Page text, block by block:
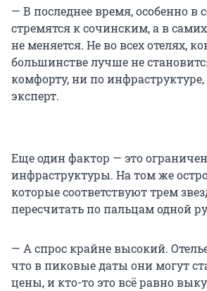
— В последнее время, особенно в
стремятся к сочинским, а в
не меняется. Не во всех отелях,
большинстве лучше не
комфорту, ни по
эксперт.
Еще один фактор — это
инфраструктуры. На том же
которые соответствуют трем
пересчитать по пальцам одной
— А спрос крайне высокий.
что в пиковые даты они могут
цены, и кто-то это всё равно